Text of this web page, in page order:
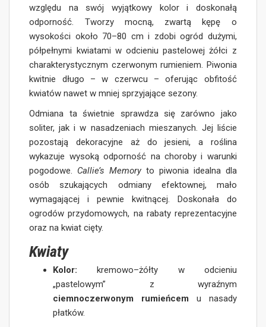
względu na swój wyjątkowy kolor i doskonałą
odporność. Tworzy mocną, zwartą kępę o
wysokości około 70–80 cm i zdobi ogród dużymi,
półpełnymi kwiatami w odcieniu pastelowej żółci z
charakterystycznym czerwonym rumieniem. Piwonia
kwitnie długo – w czerwcu – oferując obfitość
kwiatów nawet w mniej sprzyjające sezony.
Odmiana ta świetnie sprawdza się zarówno jako
soliter, jak i w nasadzeniach mieszanych. Jej liście
pozostają dekoracyjne aż do jesieni, a roślina
wykazuje wysoką odporność na choroby i warunki
pogodowe. Callie’s Memoryto piwonia idealna dla
osób szukających odmiany efektownej, mało
wymagającej i pewnie kwitnącej. Doskonała do
ogrodów przydomowych, na rabaty reprezentacyjne
oraz na kwiat cięty.
Kwiaty
Kolor: kremowo–żółty w odcieniu
„pastelowym” z wyraźnym
ciemnoczerwonym rumieńcem u nasady
płatków.